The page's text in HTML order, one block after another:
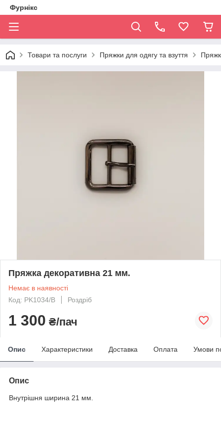
Фурнікс
Товари та послуги Пряжки для одягу та взуття
Пряжка декоративна 21 мм.
Немає в наявності
Код: PK1034/B
Роздріб
1 300 ₴/пач
Опис Характеристики Доставка Оплата Умови
Опис
Внутрішня ширина 21 мм.